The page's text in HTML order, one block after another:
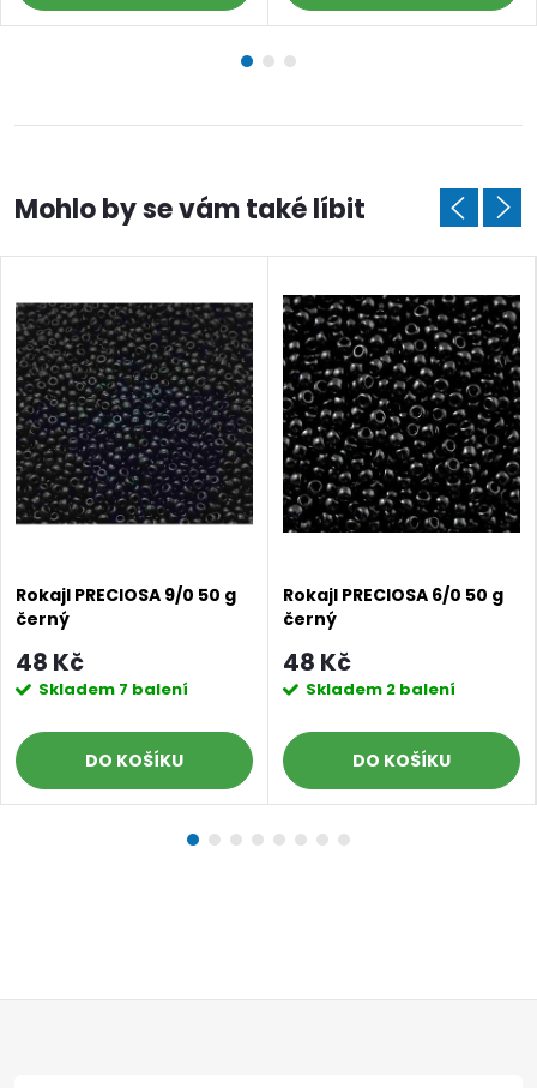
Rokajl PRECIOSA 9/0 50 g
černý
48 Kč
Skladem 7 balení
DO KOŠÍKU
Rokajl PRECIOSA 6/0 50 g
černý
48 Kč
Skladem 2 balení
DO KOŠÍKU
Doprava a platby Prodejna Blog a návody
Poslat